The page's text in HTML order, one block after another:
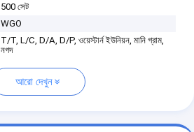
500 সেট
WGO
T/T, L/C, D/A, D/P, ওয়েস্টার্ন ইউনিয়ন, মানি গ্রাম,
নগদ
আরো দেখুন